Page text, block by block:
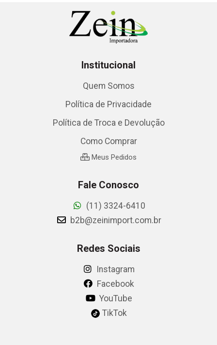
Institucional
Quem Somos
Política de Privacidade
Política de Troca e Devolução
Como Comprar
Meus Pedidos
Fale Conosco
(11) 3324-6410
b2b@zeinimport.com.br
Redes Sociais
Instagram
Facebook
YouTube
TikTok